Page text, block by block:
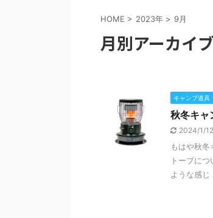
HOME > 2023年 > 9月
月別アーカイ
キャンプ道具
秋冬キャ
2024/1/12
もはや秋
トーブに
ような感じ